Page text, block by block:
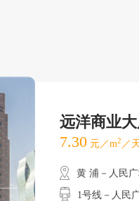
远洋商业
7.30 元／m2 ／
黄 浦－人民
1号线－人民广